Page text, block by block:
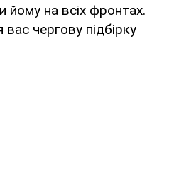
йому на всіх фронтах.
чергову підбірку